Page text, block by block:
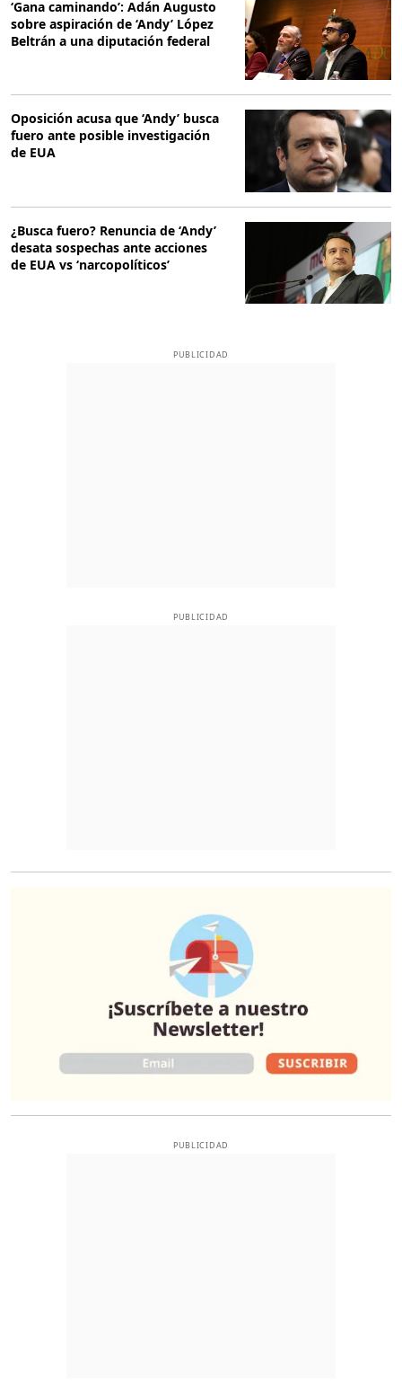
‘Gana caminando’: Adán Augusto
sobre aspiración de ‘Andy’ López
Beltrán a una diputación federal
Oposición acusa que ‘Andy’ busca
fuero ante posible investigación
de EUA
¿Busca fuero? Renuncia de ‘Andy’
desata sospechas ante acciones
de EUA vs ‘narcopolíticos’
PUBLICIDAD
PUBLICIDAD
PUBLICIDAD